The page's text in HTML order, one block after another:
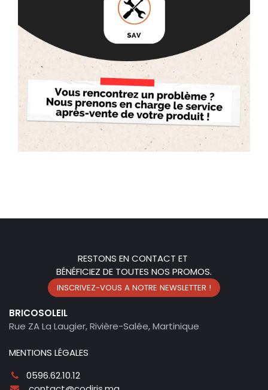
RESTONS EN CONTACT ET
BÉNÉFICIEZ DE TOUTES NOS PROMOS.
INSCRIVEZ-VOUS A NOTRE NEWSLETTER !
BRICOSOLEIL
Rue ZA La Laugier, Rivière-Salée, Martinique
MENTIONS LÉGALES
0596.62.10.12